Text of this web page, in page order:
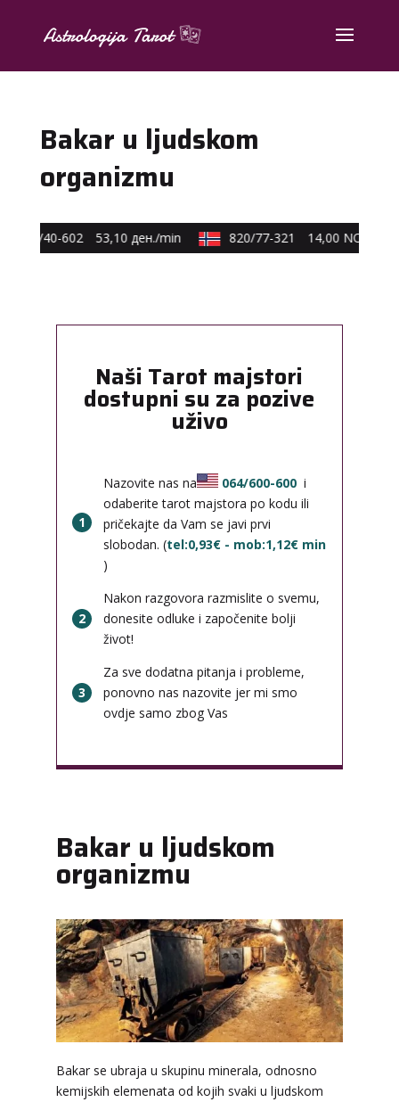
Bakar u ljudskom
organizmu
0590/40-602 53,10 ден./min 820/77-321 14,00 NOK/min
Naši Tarot majstori
dostupni su za pozive
uživo
1
Nazovite nas na 064/600-600 i
odaberite tarot majstora po kodu ili
pričekajte da Vam se javi prvi
slobodan. (tel:0,93€ - mob:1,12€ min
)
2
Nakon razgovora razmislite o svemu,
donesite odluke i započenite bolji
život!
3
Za sve dodatna pitanja i probleme,
ponovno nas nazovite jer mi smo
ovdje samo zbog Vas
Bakar u ljudskom
organizmu
Bakar se ubraja u skupinu minerala, odnosno
kemijskih elemenata od kojih svaki u ljudskom